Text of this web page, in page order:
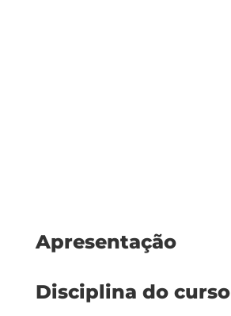
Apresentação
Disciplina do curso